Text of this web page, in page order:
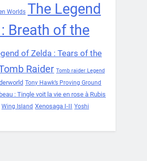
Worlds The Legend
Breath of the
of Zelda : Tears of the
Raider Tomb raider Legend
Tony Hawk’s Proving Ground
: Tingle voit la vie en rose à Rubis
Wing Island Xenosaga I-II Yoshi